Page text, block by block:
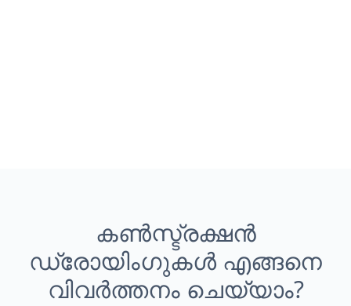
കൺസ്ട്രക്ഷൻ
ഡ്രോയിംഗുകൾ എങ്ങനെ
വിവർത്തനം ചെയ്യാം?